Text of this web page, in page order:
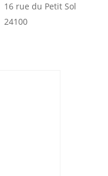
16 rue du Petit Sol
24100